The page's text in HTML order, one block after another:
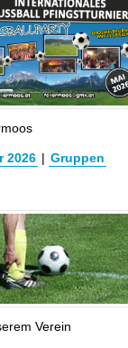
2026 | Gruppen
Verein